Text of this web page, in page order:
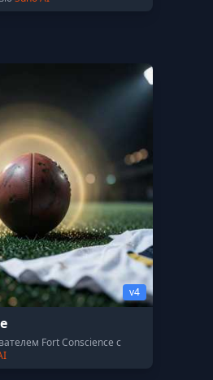
v4
Fort Conscience с